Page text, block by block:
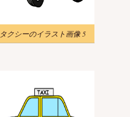
タクシーのイラスト画像 5